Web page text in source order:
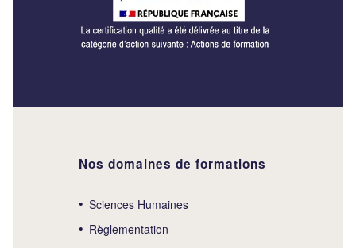
Nos domaines de formations
Sciences Humaines
Règlementation